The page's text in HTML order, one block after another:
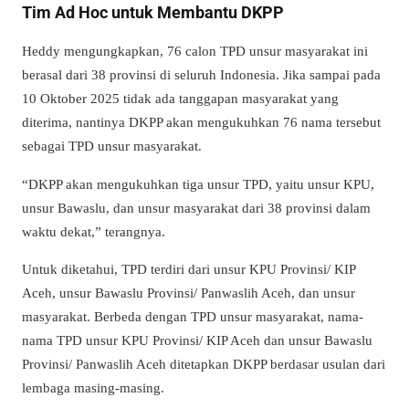
Tim Ad Hoc untuk Membantu DKPP
Heddy mengungkapkan, 76 calon TPD unsur masyarakat ini
berasal dari 38 provinsi di seluruh Indonesia. Jika sampai pada
10 Oktober 2025 tidak ada tanggapan masyarakat yang
diterima, nantinya DKPP akan mengukuhkan 76 nama tersebut
sebagai TPD unsur masyarakat.
“DKPP akan mengukuhkan tiga unsur TPD, yaitu unsur KPU,
unsur Bawaslu, dan unsur masyarakat dari 38 provinsi dalam
waktu dekat,” terangnya.
Untuk diketahui, TPD terdiri dari unsur KPU Provinsi/ KIP
Aceh, unsur Bawaslu Provinsi/ Panwaslih Aceh, dan unsur
masyarakat. Berbeda dengan TPD unsur masyarakat, nama-
nama TPD unsur KPU Provinsi/ KIP Aceh dan unsur Bawaslu
Provinsi/ Panwaslih Aceh ditetapkan DKPP berdasar usulan dari
lembaga masing-masing.